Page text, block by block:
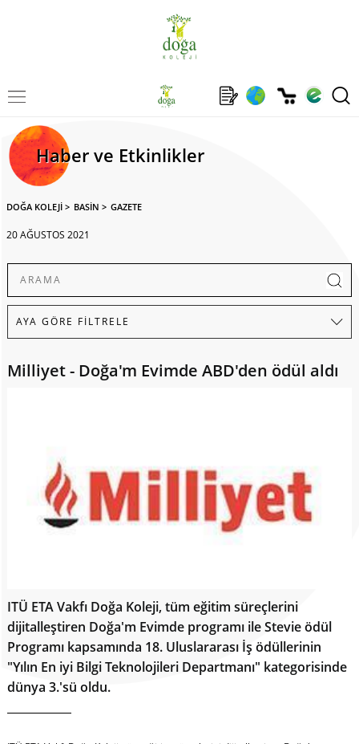
Haber ve Etkinlikler
DOĞA KOLEJİ > BASİN > GAZETE
20 AĞUSTOS 2021
Milliyet - Doğa'm Evimde ABD'den ödül aldı
ITÜ ETA Vakfı Doğa Koleji, tüm eğitim süreçlerini
dijitalleştiren Doğa'm Evimde programı ile Stevie ödül
Programı kapsamında 18. Uluslararası İş ödüllerinin
"Yılın En iyi Bilgi Teknolojileri Departmanı" kategorisinde
dünya 3.'sü oldu.